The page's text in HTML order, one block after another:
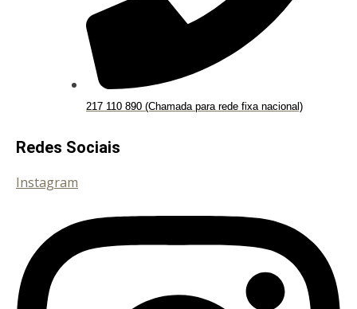
217 110 890 (Chamada para rede fixa nacional)
Redes Sociais
Instagram